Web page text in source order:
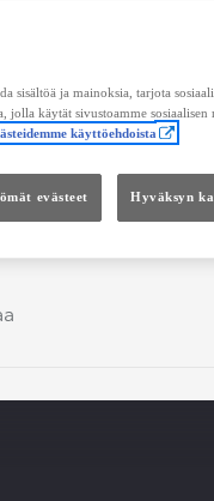
sisältöä ja mainoksia, tarjota
käytät sivustoamme sosiaalisen
käyttöehdoista
evästeet Hyväksyn